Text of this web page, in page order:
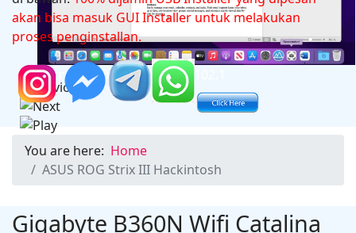
Microsoft Office 2024 v16.102.1
akan bisa masuk GUI Installer untuk melakukan
proses penginstallan.
You are here: Home
ASUS ROG Strix III Hackintosh
Gigabyte B360N Wifi Catalina